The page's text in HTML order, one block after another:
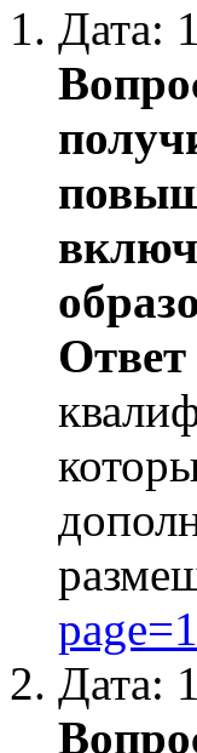
Дата:
Дата: